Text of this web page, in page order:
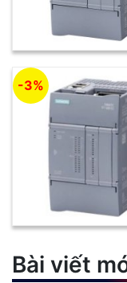
-3%
Bài viết